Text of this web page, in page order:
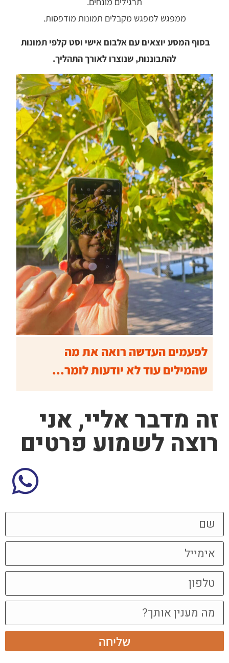
ממפגש למפגש מקבלים תמונות מודפסות.
בסוף המסע יוצאים עם אלבום אישי וסט קלפי תמונות
להתבוננות, שנוצרו לאורך התהליך.
לפעמים העדשה רואה את מה
שהמילים עוד לא יודעות לומר...
זה מדבר אליי, אני
רוצה לשמוע פרטים
שליחה